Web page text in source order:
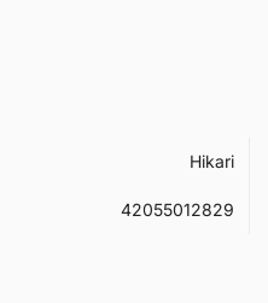
Hikari
42055012829